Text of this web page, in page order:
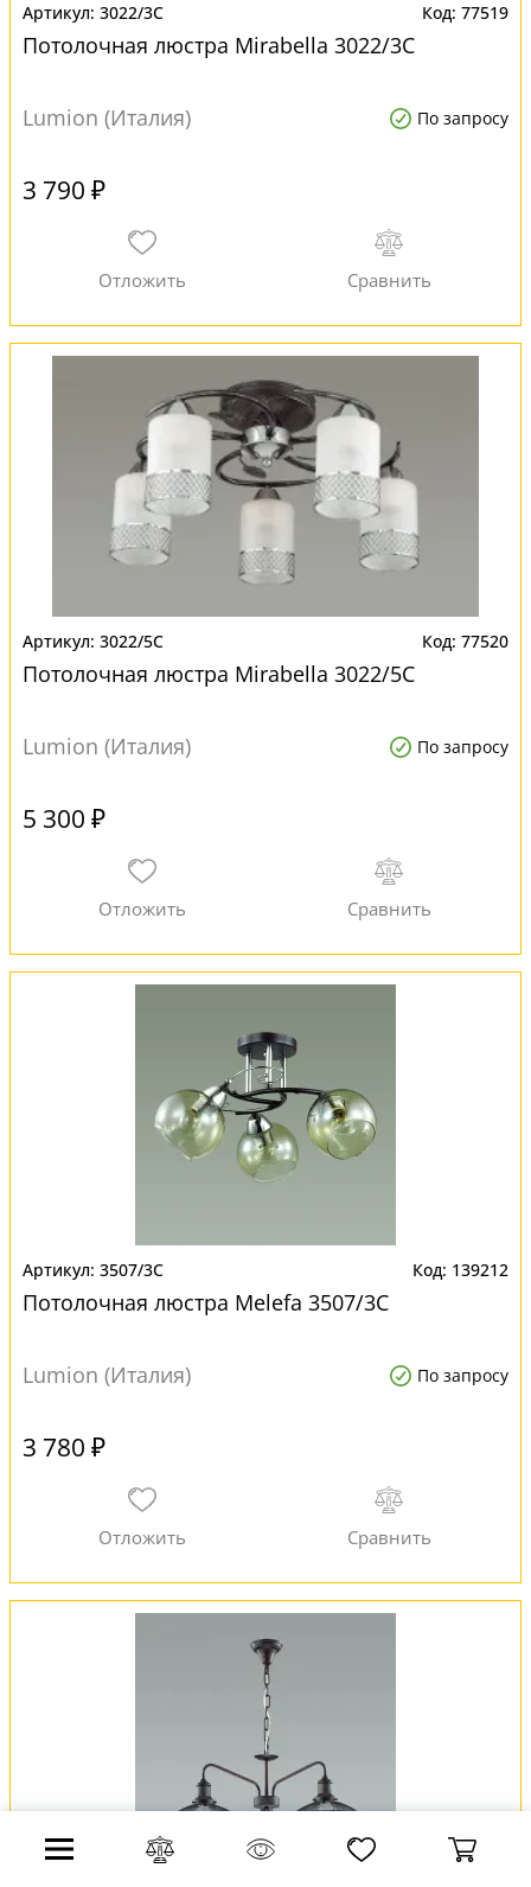
3022/3C 77519
Потолочная люстра Mirabella 3022/3C
Lumion (Италия) По запросу
3 790 ₽
3022/5C 77520
Потолочная люстра Mirabella 3022/5C
Lumion (Италия) По запросу
5 300 ₽
3507/3C 139212
Потолочная люстра Melefa 3507/3C
Lumion (Италия) По запросу
3 780 ₽